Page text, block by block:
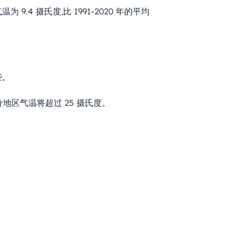
为 9.4 摄氏度,比 1991-2020 年的平均
区气温将超过 25 摄氏度。